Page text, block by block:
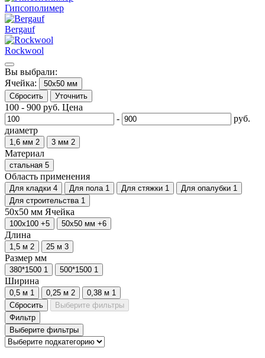
Гипсополимер
Bergauf
Rockwool
Вы выбрали:
Ячейка:
50х50 мм
Сбросить
Уточнить
100 - 900 руб. Цена
-
руб.
диаметр
1,6 мм 2 3 мм 2
Материал
стальная 5
Область применения
Для кладки 4 Для пола 1 Для стяжки 1 Для опалубки 1
Для строительства 1
50х50 мм Ячейка
100х100 +5 50х50 мм +6
Длина
1,5 м 2 25 м 3
Размер мм
380*1500 1 500*1500 1
Ширина
0,5 м 1 0,25 м 2 0,38 м 1
Сбросить
Выберите фильтры
Фильтр
Выберите фильтры